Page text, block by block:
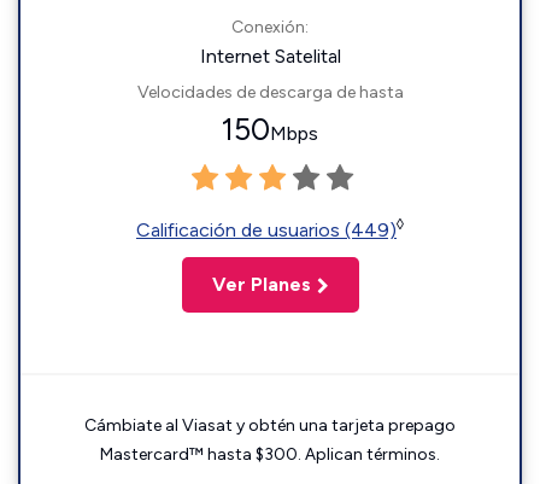
Conexión:
Internet Satelital
Velocidades de descarga de hasta
150Mbps
Calificación de usuarios (449)◊
Ver Planes
Cámbiate al Viasat y obtén una tarjeta prepago
Mastercard™ hasta $300. Aplican términos.